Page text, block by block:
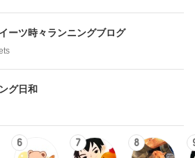
ーツ時々ランニングブログ
グ日和
6 7 8